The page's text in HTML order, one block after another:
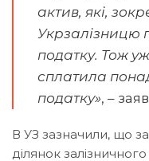
актив, які,
Укрзалізницю
податку. Тож
сплатила
податку», –
В УЗ зазначили, що
ділянок